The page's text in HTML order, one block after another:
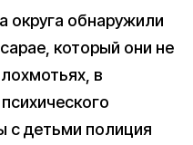
округа обнаружили
который они не
в
с детьми полиция